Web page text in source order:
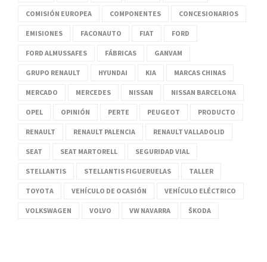
COMISIÓN EUROPEA COMPONENTES CONCESIONARIOS
EMISIONES FACONAUTO FIAT FORD
FORD ALMUSSAFES FÁBRICAS GANVAM
GRUPO RENAULT HYUNDAI KIA MARCAS CHINAS
MERCADO MERCEDES NISSAN NISSAN BARCELONA
OPEL OPINIÓN PERTE PEUGEOT PRODUCTO
RENAULT RENAULT PALENCIA RENAULT VALLADOLID
SEAT SEAT MARTORELL SEGURIDAD VIAL
STELLANTIS STELLANTIS FIGUERUELAS TALLER
TOYOTA VEHÍCULO DE OCASIÓN VEHÍCULO ELÉCTRICO
VOLKSWAGEN VOLVO VW NAVARRA ŠKODA